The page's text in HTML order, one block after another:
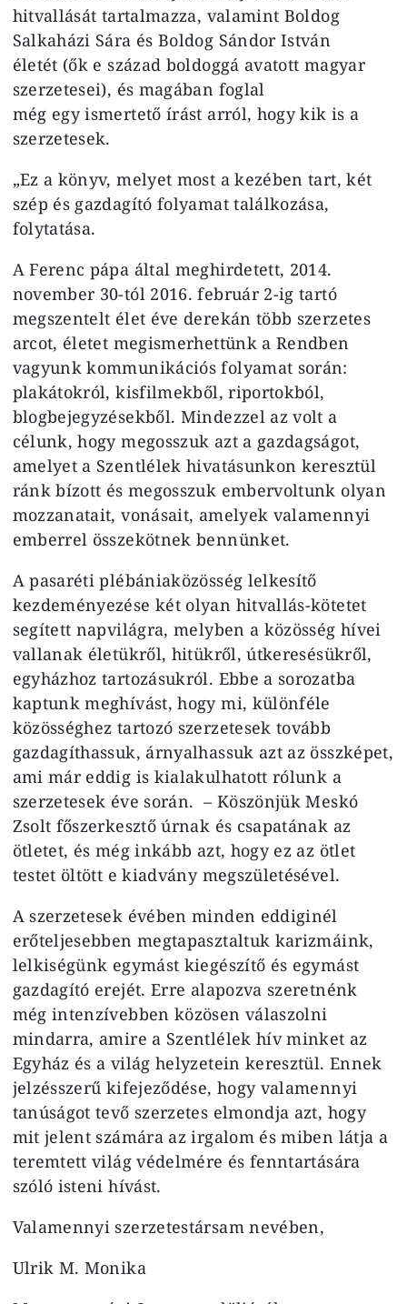
hitvallását tartalmazza, valamint Boldog
Salkaházi Sára és Boldog Sándor István
életét (ők e század boldoggá avatott magyar
szerzetesei), és magában foglal
még egy ismertető írást arról, hogy kik is a
szerzetesek.
„Ez a könyv, melyet most a kezében tart, két
szép és gazdagító folyamat találkozása,
folytatása.
A Ferenc pápa által meghirdetett, 2014.
november 30-tól 2016. február 2-ig tartó
megszentelt élet éve derekán több szerzetes
arcot, életet megismerhettünk a Rendben
vagyunk kommunikációs folyamat során:
plakátokról, kisfilmekből, riportokból,
blogbejegyzésekből. Mindezzel az volt a
célunk, hogy megosszuk azt a gazdagságot,
amelyet a Szentlélek hivatásunkon keresztül
ránk bízott és megosszuk embervoltunk olyan
mozzanatait, vonásait, amelyek valamennyi
emberrel összekötnek bennünket.
A pasaréti plébániaközösség lelkesítő
kezdeményezése két olyan hitvallás-kötetet
segített napvilágra, melyben a közösség hívei
vallanak életükről, hitükről, útkeresésükről,
egyházhoz tartozásukról. Ebbe a sorozatba
kaptunk meghívást, hogy mi, különféle
közösséghez tartozó szerzetesek tovább
gazdagíthassuk, árnyalhassuk azt az összképet,
ami már eddig is kialakulhatott rólunk a
szerzetesek éve során. – Köszönjük Meskó
Zsolt főszerkesztő úrnak és csapatának az
ötletet, és még inkább azt, hogy ez az ötlet
testet öltött e kiadvány megszületésével.
A szerzetesek évében minden eddiginél
erőteljesebben megtapasztaltuk karizmáink,
lelkiségünk egymást kiegészítő és egymást
gazdagító erejét. Erre alapozva szeretnénk
még intenzívebben közösen válaszolni
mindarra, amire a Szentlélek hív minket az
Egyház és a világ helyzetein keresztül. Ennek
jelzésszerű kifejeződése, hogy valamennyi
tanúságot tevő szerzetes elmondja azt, hogy
mit jelent számára az irgalom és miben látja a
teremtett világ védelmére és fenntartására
szóló isteni hívást.
Valamennyi szerzetestársam nevében,
Ulrik M. Monika